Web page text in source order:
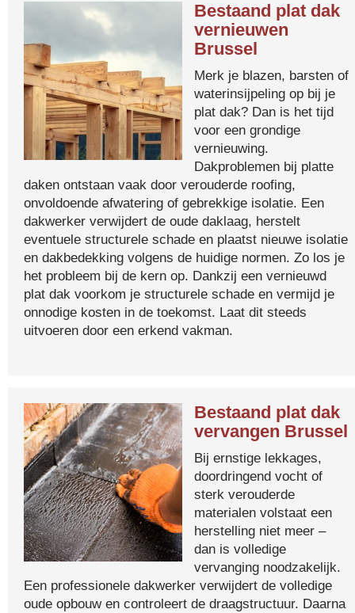
Bestaand plat dak
vernieuwen
Brussel
Merk je blazen, barsten of
waterinsijpeling op bij je
plat dak? Dan is het tijd
voor een grondige
vernieuwing.
Dakproblemen bij platte
daken ontstaan vaak door verouderde roofing,
onvoldoende afwatering of gebrekkige isolatie. Een
dakwerker verwijdert de oude daklaag, herstelt
eventuele structurele schade en plaatst nieuwe isolatie
en dakbedekking volgens de huidige normen. Zo los je
het probleem bij de kern op. Dankzij een vernieuwd
plat dak voorkom je structurele schade en vermijd je
onnodige kosten in de toekomst. Laat dit steeds
uitvoeren door een erkend vakman.
Bestaand plat dak
vervangen Brussel
Bij ernstige lekkages,
doordringend vocht of
sterk verouderde
materialen volstaat een
herstelling niet meer –
dan is volledige
vervanging noodzakelijk.
Een professionele dakwerker verwijdert de volledige
oude opbouw en controleert de draagstructuur. Daarna